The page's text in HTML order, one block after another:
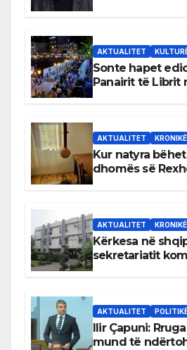
AKTUALITET
Sonte hapet
Panairit të Librit
AKTUALITET KRONIKË
Kur natyra
dhomës së
AKTUALITET KRONIKË
Kërkesa në
sekretariatit
AKTUALITET
Ilir Çapuni:
mund të